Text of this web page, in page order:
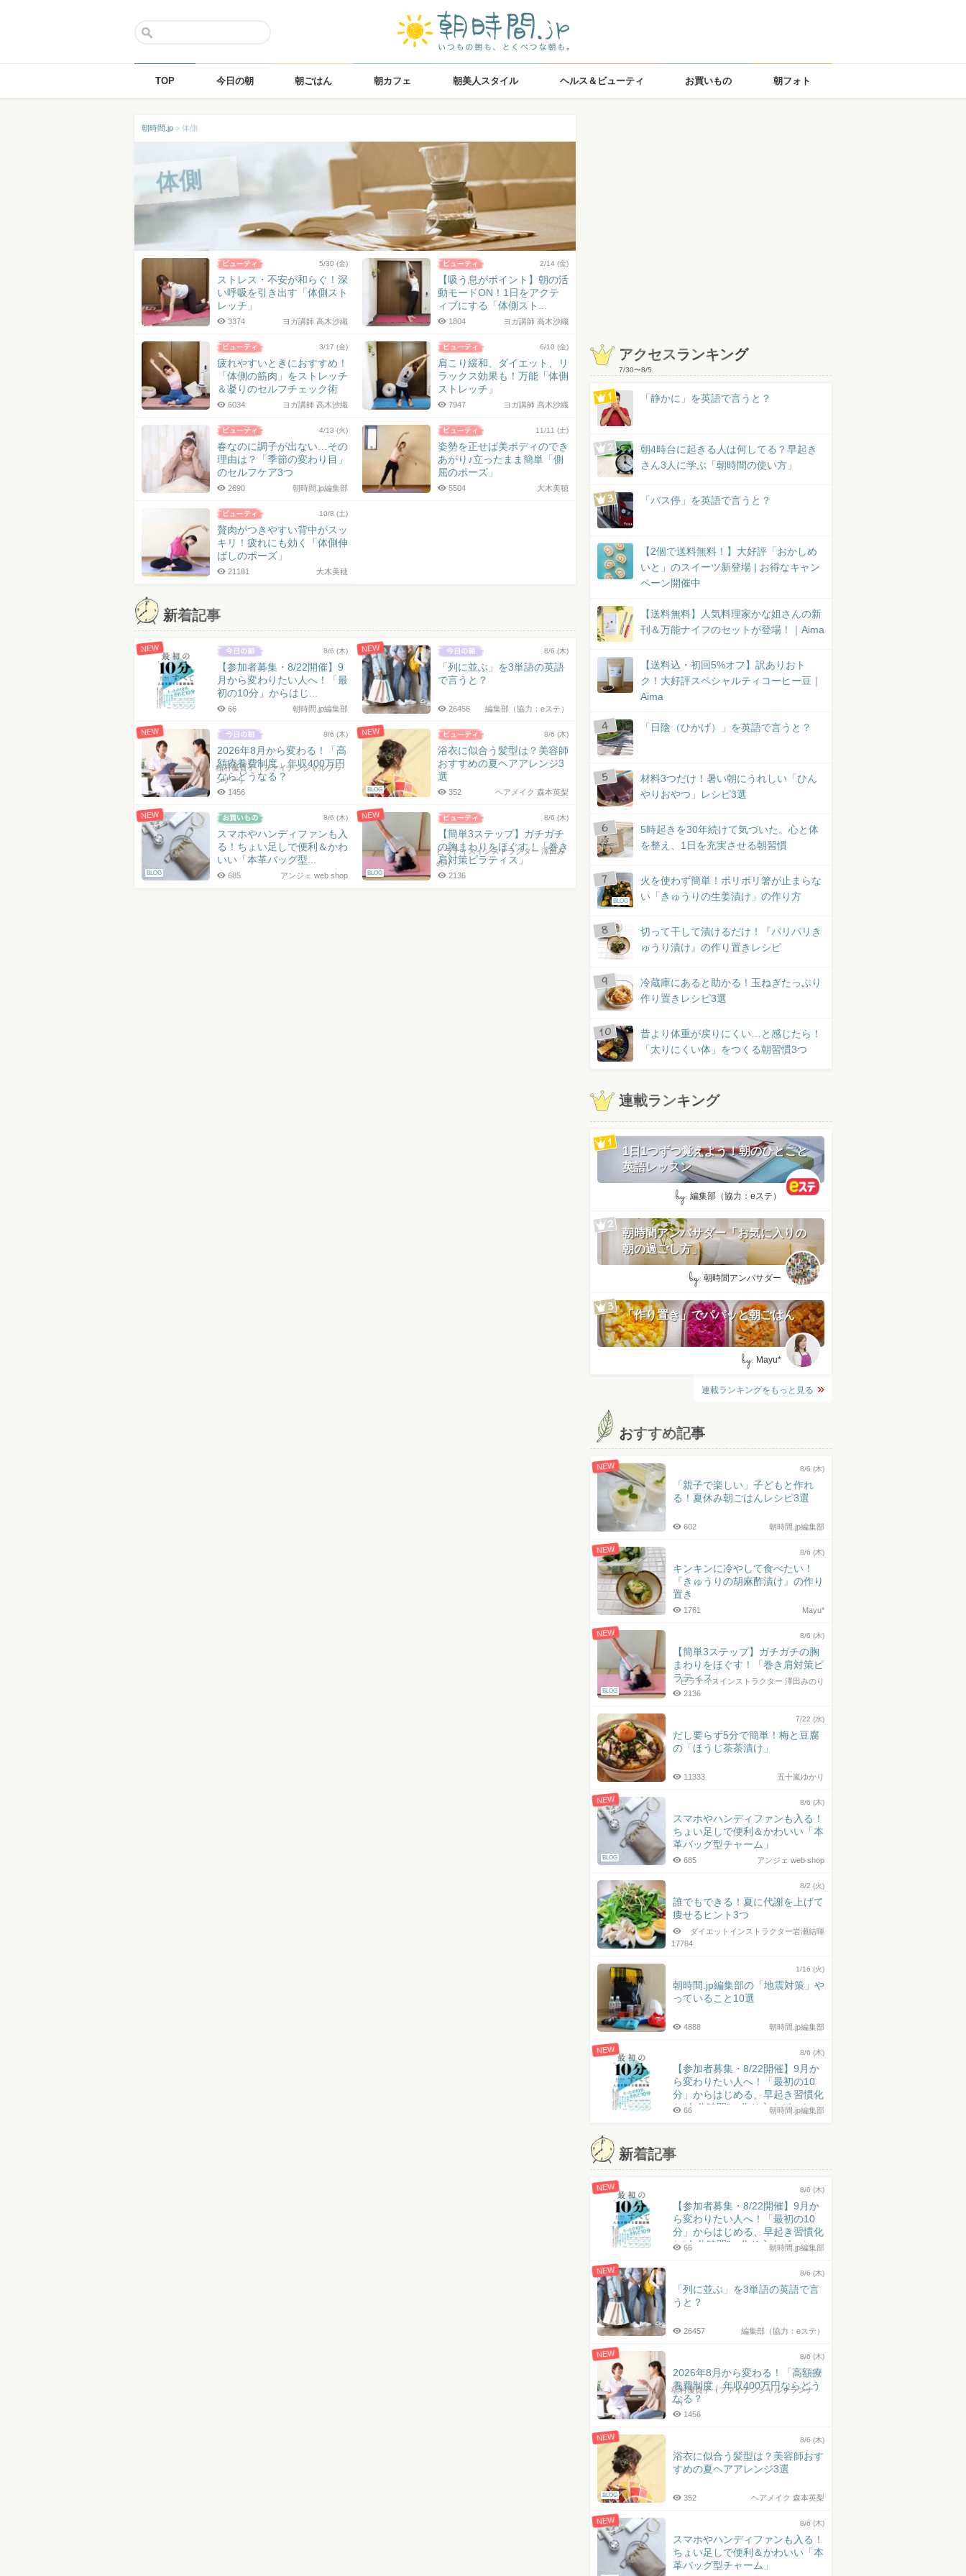
TOP 今日の朝 朝ごはん 朝カフェ 朝美人スタイル ヘルス＆ビューティ お買いもの 朝フォト
朝時間.jp > 体側
体側
5/30 (金)
ストレス・不安が和らぐ！深
い呼吸を引き出す「体側スト
レッチ」
ヨガ講師 高木沙織
3374
2/14 (金)
【吸う息がポイント】朝の活
動モードON！1日をアクテ
ィブにする「体側スト...
ヨガ講師 高木沙織
1804
3/17 (金)
疲れやすいときにおすすめ！
「体側の筋肉」をストレッチ
＆凝りのセルフチェック術
ヨガ講師 高木沙織
6034
6/10 (金)
肩こり緩和、ダイエット、リ
ラックス効果も！万能「体側
ストレッチ」
ヨガ講師 高木沙織
7947
4/13 (火)
春なのに調子が出ない…その
理由は？「季節の変わり目」
のセルフケア3つ
朝時間.jp編集部
2690
11/11 (土)
姿勢を正せば美ボディのでき
あがり♪立ったまま簡単「側
屈のポーズ」
大木美穂
5504
10/8 (土)
贅肉がつきやすい背中がスッ
キリ！疲れにも効く「体側伸
ばしのポーズ」
大木美穂
21181
新着記事
NEW 8/6 (木)
【参加者募集・8/22開催】9
月から変わりたい人へ！「最
初の10分」からはじ...
朝時間.jp編集部
66
NEW 8/6 (木)
「列に並ぶ」を3単語の英語
で言うと？
編集部（協力：eステ）
26456
NEW 8/6 (木)
2026年8月から変わる！「高
額療養費制度」年収400万円
ならどうなる？
稲村優貴子（ファイナンシャルプラ
ンナー）
1456
NEW
BLOG
8/6 (木)
浴衣に似合う髪型は？美容師
おすすめの夏ヘアアレンジ3
選
ヘアメイク 森本英梨
352
NEW
BLOG
8/6 (木)
スマホやハンディファンも入
る！ちょい足しで便利＆かわ
いい「本革バッグ型...
アンジェ web shop
685
NEW
BLOG
8/6 (木)
【簡単3ステップ】ガチガチ
の胸まわりをほぐす！「巻き
肩対策ピラティス」
ピラティスインストラクター 澤田み
のり
2136
アクセスランキング
7/30〜8/5
「静かに」を英語で言うと？
朝4時台に起きる人は何してる？早起き
さん3人に学ぶ「朝時間の使い方」
「バス停」を英語で言うと？
【2個で送料無料！】大好評「おかしめ
いと」のスイーツ新登場 | お得なキャン
ペーン開催中
【送料無料】人気料理家かな姐さんの新
刊＆万能ナイフのセットが登場！｜Aima
【送料込・初回5%オフ】訳ありおト
ク！大好評スペシャルティコーヒー豆｜
Aima
「日陰（ひかげ）」を英語で言うと？
材料3つだけ！暑い朝にうれしい「ひん
やりおやつ」レシピ3選
5時起きを30年続けて気づいた。心と体
を整え、1日を充実させる朝習慣
BLOG
火を使わず簡単！ポリポリ箸が止まらな
い「きゅうりの生姜漬け」の作り方
切って干して漬けるだけ！『パリパリき
ゅうり漬け』の作り置きレシピ
冷蔵庫にあると助かる！玉ねぎたっぷり
作り置きレシピ3選
昔より体重が戻りにくい…と感じたら！
「太りにくい体」をつくる朝習慣3つ
連載ランキング
1日1つずつ覚えよう！朝のひとこと
英語レッスン
by: 編集部（協力：eステ）
朝時間アンバサダー「お気に入りの
朝の過ごし方」
by: 朝時間アンバサダー
「作り置き」でパパッと朝ごはん
by: Mayu*
連載ランキングをもっと見る
おすすめ記事
NEW 8/6 (木)
「親子で楽しい」子どもと作れ
る！夏休み朝ごはんレシピ3選
朝時間.jp編集部
602
NEW 8/6 (木)
キンキンに冷やして食べたい！
『きゅうりの胡麻酢漬け』の作り
置き
Mayu*
1761
NEW
BLOG
8/6 (木)
【簡単3ステップ】ガチガチの胸
まわりをほぐす！「巻き肩対策ピ
ラティス」
ピラティスインストラクター 澤田みのり
2136
7/22 (水)
だし要らず5分で簡単！梅と豆腐
の「ほうじ茶茶漬け」
五十嵐ゆかり
11333
NEW
BLOG
8/6 (木)
スマホやハンディファンも入る！
ちょい足しで便利＆かわいい「本
革バッグ型チャーム」
アンジェ web shop
685
8/2 (火)
誰でもできる！夏に代謝を上げて
痩せるヒント3つ
ダイエットインストラクター岩瀬結暉
17784
1/16 (火)
朝時間.jp編集部の「地震対策」や
っていること10選
朝時間.jp編集部
4888
NEW 8/6 (木)
【参加者募集・8/22開催】9月か
ら変わりたい人へ！「最初の10
分」からはじめる、早起き習慣化
と“自分時間”の作り方｜ゲスト：
朝時間.jp編集部
66
新着記事
NEW 8/6 (木)
【参加者募集・8/22開催】9月か
ら変わりたい人へ！「最初の10
分」からはじめる、早起き習慣化
と“自分時間”の作り方｜ゲスト：
朝時間.jp編集部
66
NEW 8/6 (木)
「列に並ぶ」を3単語の英語で言
うと？
編集部（協力：eステ）
26457
NEW 8/6 (木)
2026年8月から変わる！「高額療
養費制度」年収400万円ならどう
なる？
稲村優貴子（ファイナンシャルプランナ
ー）
1456
NEW
BLOG
8/6 (木)
浴衣に似合う髪型は？美容師おす
すめの夏ヘアアレンジ3選
ヘアメイク 森本英梨
352
NEW 8/6 (木)
スマホやハンディファンも入る！
ちょい足しで便利＆かわいい「本
革バッグ型チャーム」